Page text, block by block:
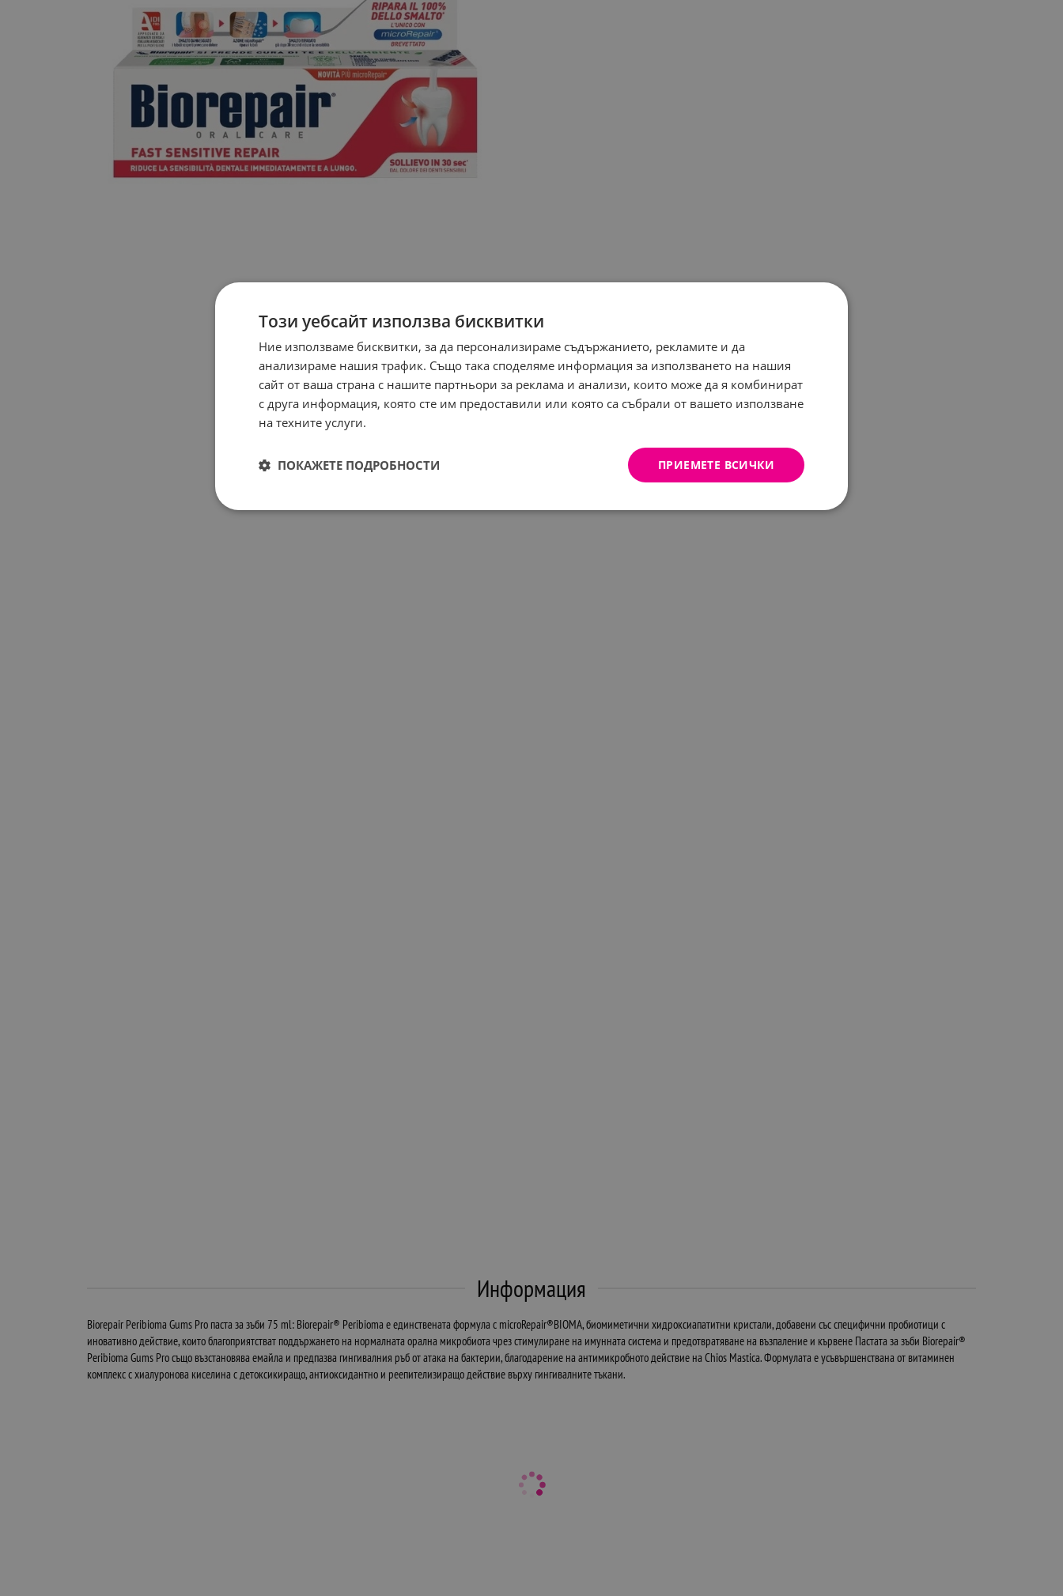
Информация
Biorepair Peribioma Gums Pro паста за зъби 75 ml: Biorepair® Peribioma е единствената формула с microRepair®BIOMA, биомиметични хидроксиапатитни кристали, добавени със специфични пробиотици с
иновативно действие, които благоприятстват поддържането на нормалната орална микробиота чрез стимулиране на имунната система и предотвратяване на възпаление и кървене Пастата за зъби Biorepair®
Peribioma Gums Pro също възстановява емайла и предпазва гингивалния ръб от атака на бактерии, благодарение на антимикробното действие на Chios Mastica. Формулата е усъвършенствана от витаминен
комплекс с хиалуронова киселина с детоксикиращо, антиоксидантно и реепителизиращо действие върху гингивалните тъкани.
Този уебсайт използва бисквитки
Ние използваме бисквитки, за да персонализираме съдържанието, рекламите и да
анализираме нашия трафик. Също така споделяме информация за използването на нашия
сайт от ваша страна с нашите партньори за реклама и анализи, които може да я комбинират
с друга информация, която сте им предоставили или която са събрали от вашето използване
на техните услуги.
ПРИЕМЕТЕ ВСИЧКИ
ПОКАЖЕТЕ ПОДРОБНОСТИ